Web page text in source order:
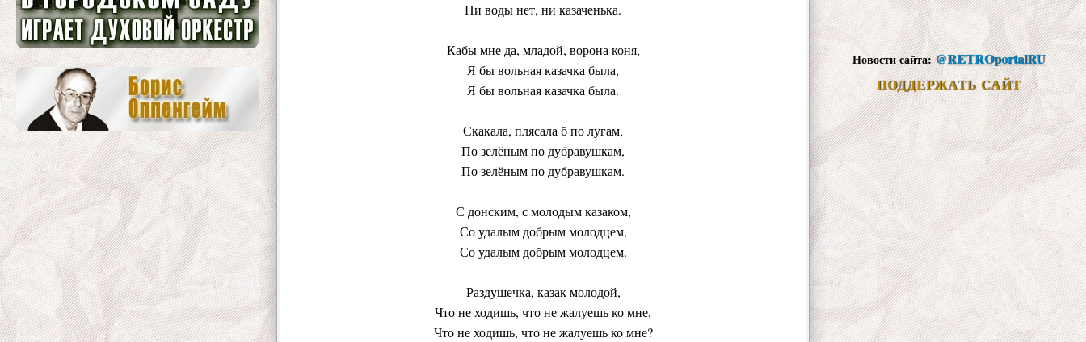
Ни воды нет, ни казаченька.
Кабы мне да, младой, ворона коня,
Я бы вольная казачка была,
Я бы вольная казачка была.
Скакала, плясала б по лугам,
По зелёным по дубравушкам,
По зелёным по дубравушкам.
С донским, с молодым казаком,
Со удалым добрым молодцем,
Со удалым добрым молодцем.
Раздушечка, казак молодой,
Что не ходишь, что не жалуешь ко мне,
Что не ходишь, что не жалуешь ко мне?
Новости сайта:@RETROportalRU
ПОДДЕРЖАТЬ САЙТ